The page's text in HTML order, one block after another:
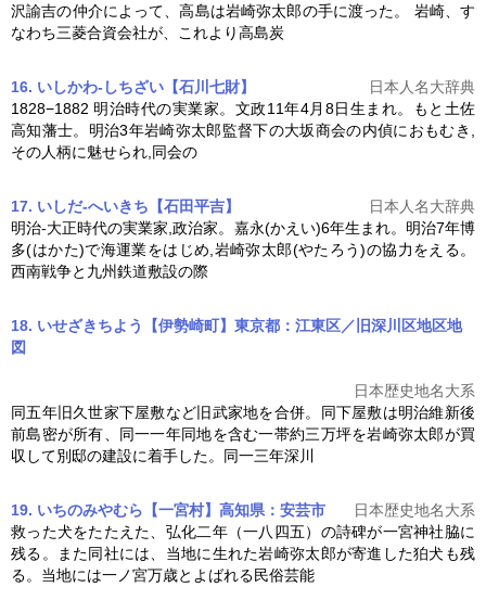
沢諭吉の仲介によって、高島は岩崎弥太郎の手に渡った。 岩崎、す
なわち三菱合資会社が、これより高島炭
16. いしかわ-しちざい【石川七財】
日本人名大辞典
1828−1882 明治時代の実業家。文政11年4月8日生まれ。もと土佐
高知藩士。明治3年岩崎弥太郎監督下の大坂商会の内偵におもむき,
その人柄に魅せられ,同会の
17. いしだ-へいきち【石田平吉】
日本人名大辞典
明治-大正時代の実業家,政治家。嘉永(かえい)6年生まれ。明治7年博
多(はかた)で海運業をはじめ, 岩崎弥太郎(やたろう)の協力をえる。
西南戦争と九州鉄道敷設の際
18. いせざきちよう【伊勢崎町】東京都：江東区／旧深川区地区地
図
日本歴史地名大系
同五年旧久世家下屋敷など旧武家地を合併。同下屋敷は明治維新後
前島密が所有、同一一年同地を含む一帯約三万坪を岩崎弥太郎が買
収して別邸の建設に着手した。同一三年深川
19. いちのみやむら【一宮村】高知県：安芸市
日本歴史地名大系
救った犬をたたえた、弘化二年（一八四五）の詩碑が一宮神社脇に
残る。また同社には、当地に生れた岩崎弥太郎が寄進した狛犬も残
る。当地には一ノ宮万歳とよばれる民俗芸能